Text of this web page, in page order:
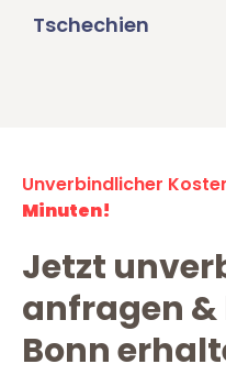
Tschechien
Unverbindlicher
Minuten!
Jetzt
anfragen &
Bonn